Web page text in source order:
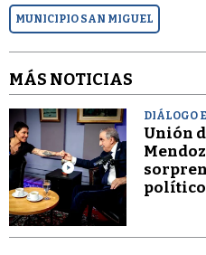
MUNICIPIO SAN MIGUEL
MÁS NOTICIAS
DIÁLOGO
Unión
político